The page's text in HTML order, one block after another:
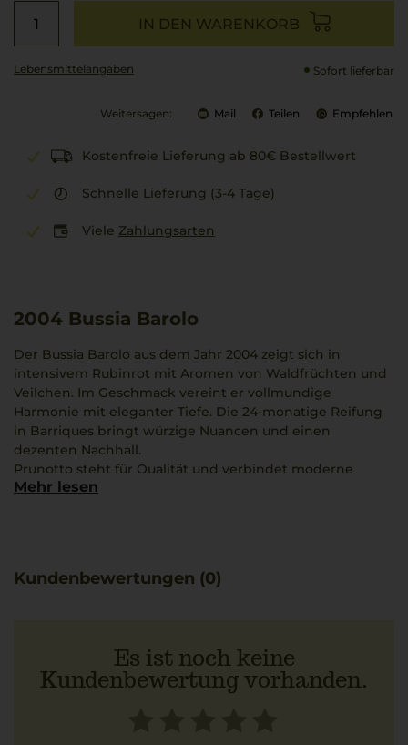
IN DEN WARENKORB
Lebensmittel­angaben Sofort lieferbar
Weitersagen: Mail Teilen Empfehlen
Kostenfreie Lieferung ab 80€ Bestellwert
Schnelle Lieferung (3-4 Tage)
Viele Zahlungsarten
2004 Bussia Barolo
Der Bussia Barolo aus dem Jahr 2004 zeigt sich in
intensivem Rubinrot mit Aromen von Waldfrüchten und
Veilchen. Im Geschmack vereint er vollmundige
Harmonie mit eleganter Tiefe. Die 24-monatige Reifung
in Barriques bringt würzige Nuancen und einen
dezenten Nachhall.
Prunotto steht für Qualität und verbindet moderne
Elemente mit einer starken Verankerung in der Region
dessen erdige Pilznoten die fruchtigen und floralen
Mehr lesen
Kundenbewertungen (0)
Es ist noch keine
Kundenbewertung vorhanden.